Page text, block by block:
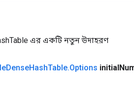
এর একটি নতুন উদাহরণ
DenseHashTable.Options initial